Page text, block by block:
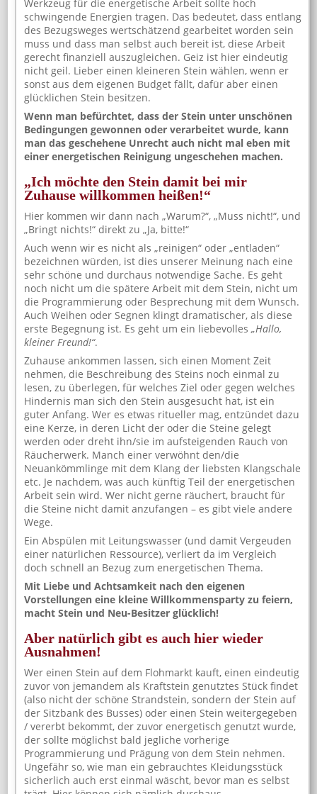
Werkzeug für die energetische Arbeit sollte hoch
schwingende Energien tragen. Das bedeutet, dass entlang
des Bezugsweges wertschätzend gearbeitet worden sein
muss und dass man selbst auch bereit ist, diese Arbeit
gerecht finanziell auszugleichen. Geiz ist hier eindeutig
nicht geil. Lieber einen kleineren Stein wählen, wenn er
sonst aus dem eigenen Budget fällt, dafür aber einen
glücklichen Stein besitzen.
Wenn man befürchtet, dass der Stein unter unschönen
Bedingungen gewonnen oder verarbeitet wurde, kann
man das geschehene Unrecht auch nicht mal eben mit
einer energetischen Reinigung ungeschehen machen.
„Ich möchte den Stein damit bei mir
Zuhause willkommen heißen!“
Hier kommen wir dann nach „Warum?“, „Muss nicht!“, und
„Bringt nichts!“ direkt zu „Ja, bitte!“
Auch wenn wir es nicht als „reinigen“ oder „entladen“
bezeichnen würden, ist dies unserer Meinung nach eine
sehr schöne und durchaus notwendige Sache. Es geht
noch nicht um die spätere Arbeit mit dem Stein, nicht um
die Programmierung oder Besprechung mit dem Wunsch.
Auch Weihen oder Segnen klingt dramatischer, als diese
erste Begegnung ist. Es geht um ein liebevolles „Hallo,
kleiner Freund!“.
Zuhause ankommen lassen, sich einen Moment Zeit
nehmen, die Beschreibung des Steins noch einmal zu
lesen, zu überlegen, für welches Ziel oder gegen welches
Hindernis man sich den Stein ausgesucht hat, ist ein
guter Anfang. Wer es etwas ritueller mag, entzündet dazu
eine Kerze, in deren Licht der oder die Steine gelegt
werden oder dreht ihn/sie im aufsteigenden Rauch von
Räucherwerk. Manch einer verwöhnt den/die
Neuankömmlinge mit dem Klang der liebsten Klangschale
etc. Je nachdem, was auch künftig Teil der energetischen
Arbeit sein wird. Wer nicht gerne räuchert, braucht für
die Steine nicht damit anzufangen – es gibt viele andere
Wege.
Ein Abspülen mit Leitungswasser (und damit Vergeuden
einer natürlichen Ressource), verliert da im Vergleich
doch schnell an Bezug zum energetischen Thema.
Mit Liebe und Achtsamkeit nach den eigenen
Vorstellungen eine kleine Willkommensparty zu feiern,
macht Stein und Neu-Besitzer glücklich!
Aber natürlich gibt es auch hier wieder
Ausnahmen!
Wer einen Stein auf dem Flohmarkt kauft, einen eindeutig
zuvor von jemandem als Kraftstein genutztes Stück findet
(also nicht der schöne Strandstein, sondern der Stein auf
der Sitzbank des Busses) oder einen Stein weitergegeben
/ vererbt bekommt, der zuvor energetisch genutzt wurde,
der sollte möglichst bald jegliche vorherige
Programmierung und Prägung von dem Stein nehmen.
Ungefähr so, wie man ein gebrauchtes Kleidungsstück
sicherlich auch erst einmal wäscht, bevor man es selbst